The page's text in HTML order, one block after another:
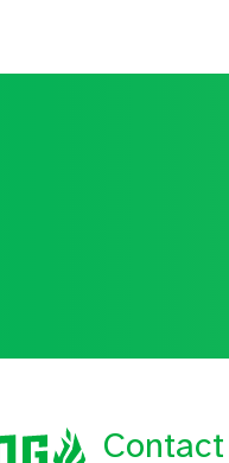
Contact